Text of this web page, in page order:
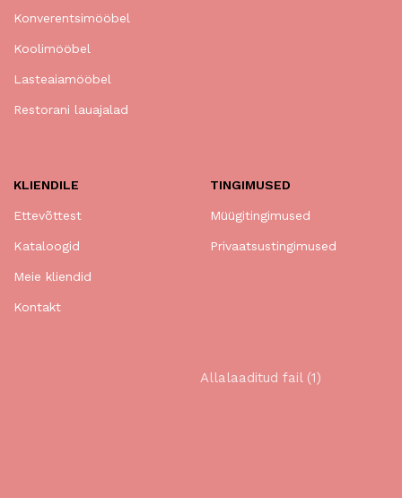
Konverentsimööbel
Koolimööbel
Lasteaiamööbel
Restorani lauajalad
KLIENDILE
Ettevõttest
Kataloogid
Meie kliendid
Kontakt
TINGIMUSED
Müügitingimused
Privaatsustingimused
Allalaaditud fail (1)